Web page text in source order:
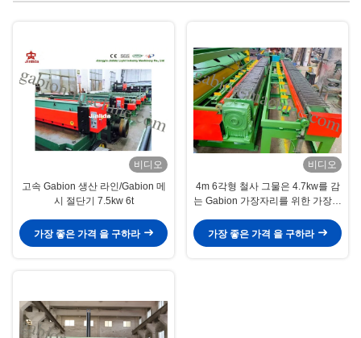
비디오
고속 Gabion 생산 라인/Gabion 메
시 절단기 7.5kw 6t
가장 좋은 가격 을 구하라
비디오
4m 6각형 철사 그물은 4.7kw를 감
는 Gabion 가장자리를 위한 가장자
가장 좋은 가격 을 구하라